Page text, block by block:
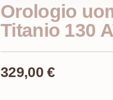
Orologio
Titanio 130
329,00€